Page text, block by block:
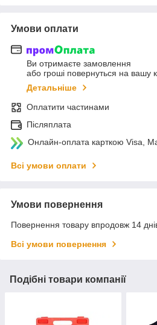
Умови оплати
Ви отримаєте замовлення
або гроші повернуться на вашу
Детальніше
Оплатити частинами
Післяплата
Онлайн-оплата карткою Visa,
Всі умови оплати
Умови повернення
Повернення товару впродовж 14
Всі умови повернення
Подібні товари компанії